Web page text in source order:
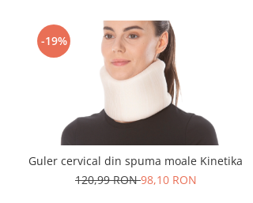
-19%
Guler cervical din spuma moale Kinetika
120,99 RON98,10 RON